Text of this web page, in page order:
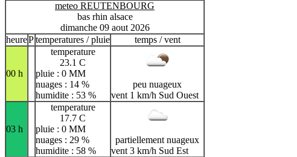
meteo REUTENBOURG
bas rhin alsace
dimanche 09 aout 2026
heurePtemperatures / pluie temps / vent
00 h
temperature
23.1 C
pluie : 0 MM
nuages : 14 %
humidite : 53 %
peu nuageux
vent 1 km/h Sud Ouest
03 h
temperature
17.7 C
pluie : 0 MM
nuages : 29 %
humidite : 58 %
partiellement nuageux
vent 3 km/h Sud Est